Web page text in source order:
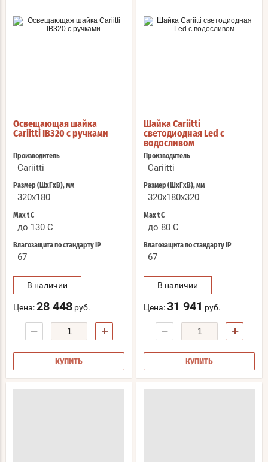
Освещающая шайка
Cariitti IB320 с ручками
Производитель
Cariitti
Размер (ШхГхВ), мм
320x180
Max t С
до 130 C
Влагозащита по стандарту IP
67
В наличии
Цена:28 448 руб.
− +
КУПИТЬ
Шайка Cariitti
светодиодная Led с
водосливом
Производитель
Cariitti
Размер (ШхГхВ), мм
320x180x320
Max t С
до 80 C
Влагозащита по стандарту IP
67
В наличии
Цена:31 941 руб.
− +
КУПИТЬ